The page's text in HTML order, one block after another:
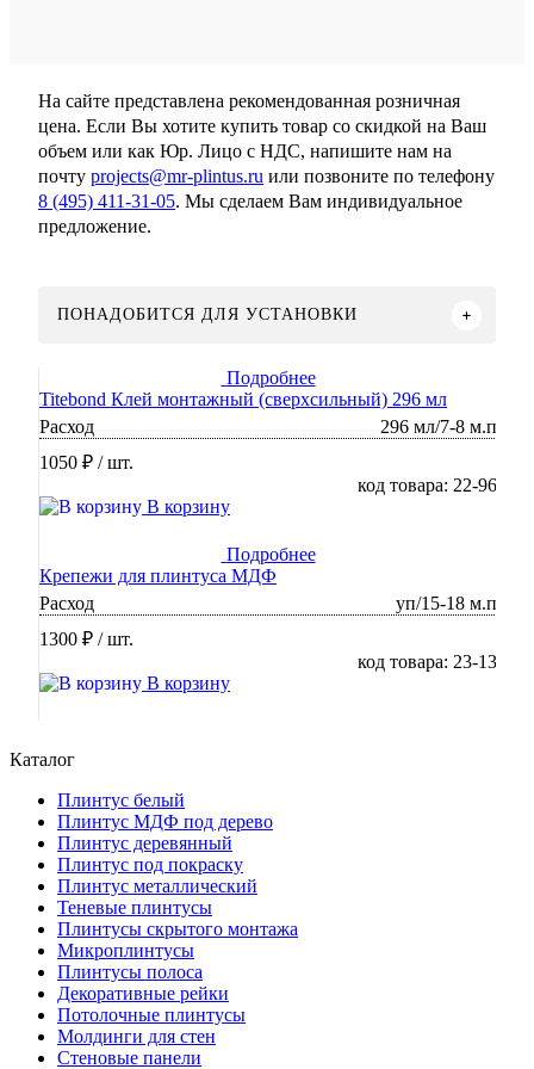
На сайте представлена рекомендованная розничная
цена. Если Вы хотите купить товар со скидкой на Ваш
объем или как Юр. Лицо с НДС, напишите нам на
почту projects@mr-plintus.ru или позвоните по телефону
8 (495) 411-31-05. Мы сделаем Вам индивидуальное
предложение.
ПОНАДОБИТСЯ ДЛЯ УСТАНОВКИ
Подробнее
Titebond Клей монтажный (сверхсильный) 296 мл
Расход
296 мл/7-8 м.п
1050 ₽ / шт.
код товара: 22-96
В корзину
Подробнее
Крепежи для плинтуса МДФ
Расход
уп/15-18 м.п
1300 ₽ / шт.
код товара: 23-13
В корзину
Каталог
Плинтус белый
Плинтус МДФ под дерево
Плинтус деревянный
Плинтус под покраску
Плинтус металлический
Теневые плинтусы
Плинтусы скрытого монтажа
Микроплинтусы
Плинтусы полоса
Декоративные рейки
Потолочные плинтусы
Молдинги для стен
Стеновые панели